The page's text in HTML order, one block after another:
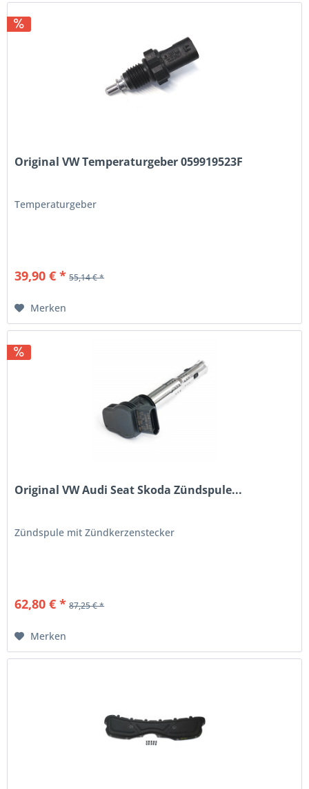
Original VW Temperaturgeber 059919523F
Temperaturgeber
39,90 € * 55,14 € *
Merken
Original VW Audi Seat Skoda Zündspule...
Zündspule mit Zündkerzenstecker
62,80 € * 87,25 € *
Merken